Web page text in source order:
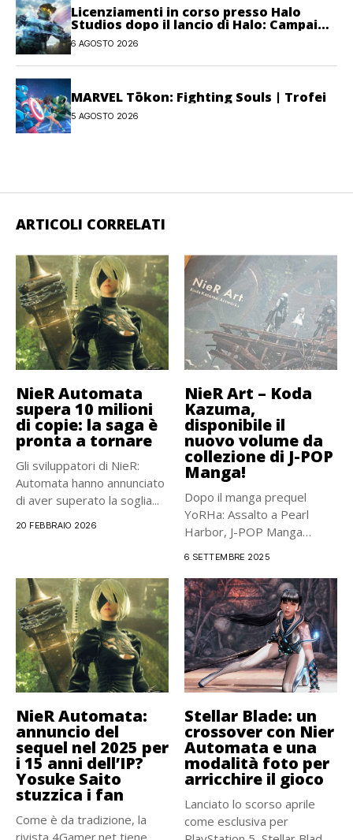
Licenziamenti in corso presso Halo
Studios dopo il lancio di Halo: Campaign
Evolved
6 AGOSTO 2026
MARVEL Tōkon: Fighting Souls | Trofei
5 AGOSTO 2026
ARTICOLI CORRELATI
NieR Automata
supera 10 milioni
di copie: la saga è
pronta a tornare
Gli sviluppatori di NieR:
Automata hanno annunciato
di aver superato la soglia...
20 FEBBRAIO 2026
NieR Art – Koda
Kazuma,
disponibile il
nuovo volume da
collezione di J-POP
Manga!
Dopo il manga prequel
YoRHa: Assalto a Pearl
Harbor, J-POP Manga
6 SETTEMBRE 2025
NieR Automata:
annuncio del
sequel nel 2025 per
i 15 anni dell’IP?
Yosuke Saito
stuzzica i fan
Come è da tradizione, la
Stellar Blade: un
crossover con Nier
Automata e una
modalità foto per
arricchire il gioco
Lanciato lo scorso aprile
come esclusiva per